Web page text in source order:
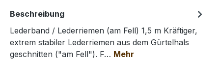
Beschreibung
Lederband / Lederriemen (am Fell) 1,5 m Kräftiger,
extrem stabiler Lederriemen aus dem Gürtelhals
geschnitten ("am Fell"). F… Mehr